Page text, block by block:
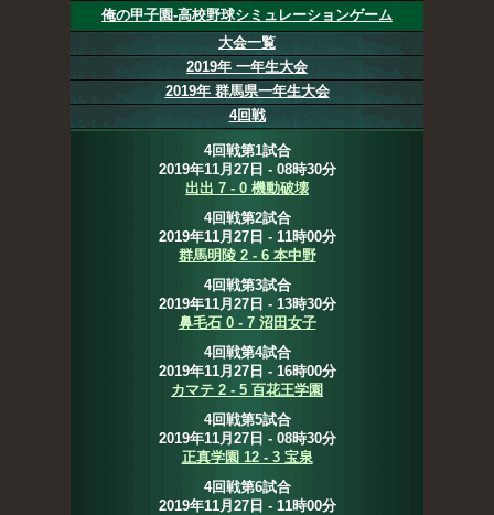
俺の甲子園-高校野球シミュレーションゲーム
大会一覧
2019年 一年生大会
2019年 群馬県一年生大会
4回戦
4回戦第1試合
2019年11月27日 - 08時30分
出出 7 - 0 機動破壊
4回戦第2試合
2019年11月27日 - 11時00分
群馬明陵 2 - 6 本中野
4回戦第3試合
2019年11月27日 - 13時30分
鼻毛石 0 - 7 沼田女子
4回戦第4試合
2019年11月27日 - 16時00分
カマテ 2 - 5 百花王学園
4回戦第5試合
2019年11月27日 - 08時30分
正真学園 12 - 3 宝泉
4回戦第6試合
2019年11月27日 - 11時00分